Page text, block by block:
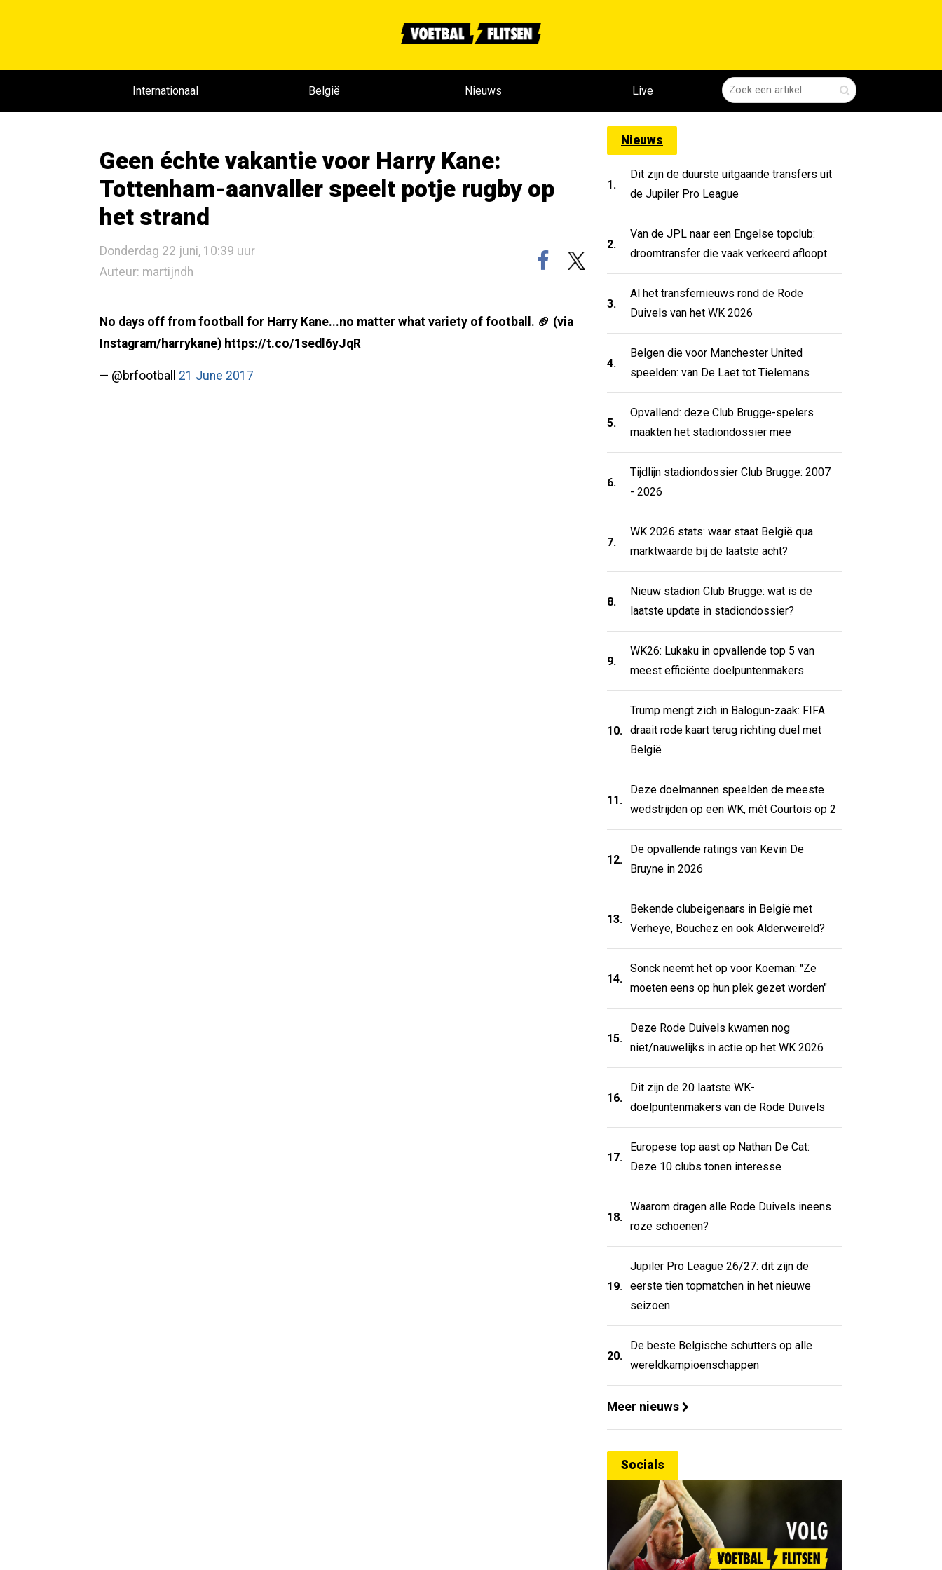
Internationaal België Nieuws Live
Geen échte vakantie voor Harry Kane:
Tottenham-aanvaller speelt potje rugby op
het strand
Donderdag 22 juni, 10:39 uur
Auteur: martijndh
No days off from football for Harry Kane...no matter what variety of football. 🏈 (via
Instagram/harrykane) https://t.co/1sedl6yJqR
— @brfootball 21 June 2017
Nieuws
1.
Dit zijn de duurste uitgaande transfers uit
de Jupiler Pro League
2.
Van de JPL naar een Engelse topclub:
droomtransfer die vaak verkeerd afloopt
3.
Al het transfernieuws rond de Rode
Duivels van het WK 2026
4.
Belgen die voor Manchester United
speelden: van De Laet tot Tielemans
5.
Opvallend: deze Club Brugge-spelers
maakten het stadiondossier mee
6.
Tijdlijn stadiondossier Club Brugge: 2007
- 2026
7.
WK 2026 stats: waar staat België qua
marktwaarde bij de laatste acht?
8.
Nieuw stadion Club Brugge: wat is de
laatste update in stadiondossier?
9.
WK26: Lukaku in opvallende top 5 van
meest efficiënte doelpuntenmakers
10.
Trump mengt zich in Balogun-zaak: FIFA
draait rode kaart terug richting duel met
België
11.
Deze doelmannen speelden de meeste
wedstrijden op een WK, mét Courtois op 2
12.
De opvallende ratings van Kevin De
Bruyne in 2026
13.
Bekende clubeigenaars in België met
Verheye, Bouchez en ook Alderweireld?
14.
Sonck neemt het op voor Koeman: "Ze
moeten eens op hun plek gezet worden"
15.
Deze Rode Duivels kwamen nog
niet/nauwelijks in actie op het WK 2026
16.
Dit zijn de 20 laatste WK-
doelpuntenmakers van de Rode Duivels
17.
Europese top aast op Nathan De Cat:
Deze 10 clubs tonen interesse
18.
Waarom dragen alle Rode Duivels ineens
roze schoenen?
19.
Jupiler Pro League 26/27: dit zijn de
eerste tien topmatchen in het nieuwe
seizoen
20.
De beste Belgische schutters op alle
wereldkampioenschappen
Meer nieuws
Socials